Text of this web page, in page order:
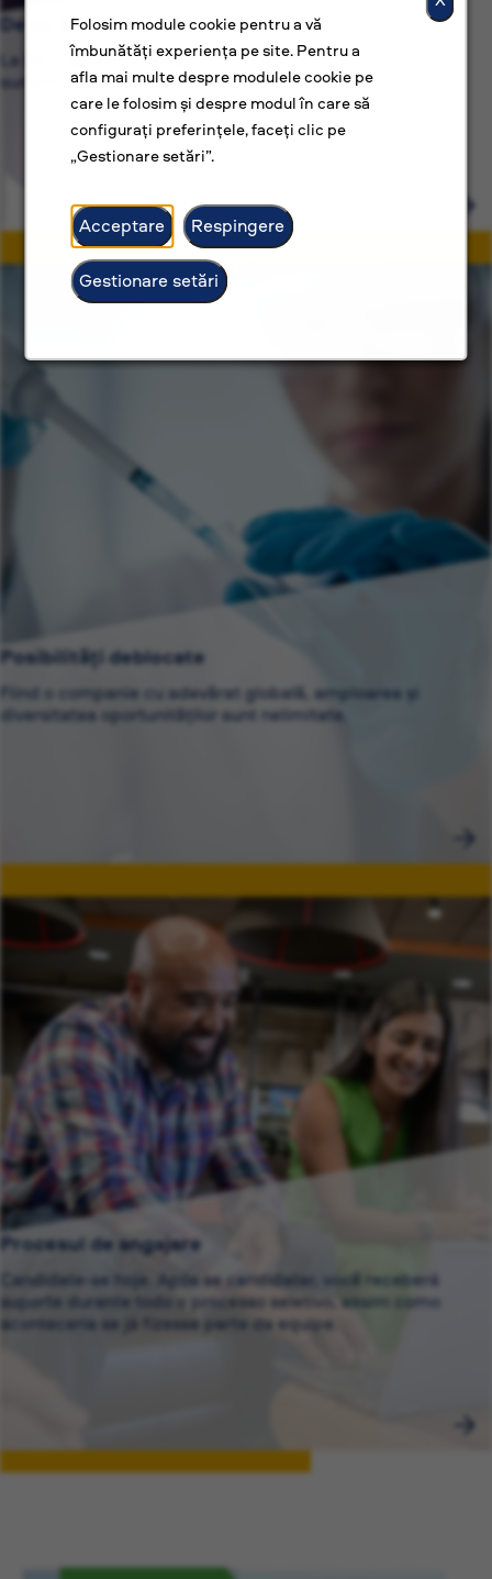
Folosim module cookie pentru a vă
îmbunătăți experiența pe site. Pentru a
afla mai multe despre modulele cookie pe
care le folosim și despre modul în care să
configurați preferințele, faceți clic pe
„Gestionare setări”.
Acceptare Respingere
Gestionare setări
De ce BAT?
La BAT, suntem dedicați nu numai unor locuri de muncă,
suntem dedicați unor cariere construite cu scop.
Posibilități deblocate
Fiind o companie cu adevărat globală, amploarea și
diversitatea oportunităților sunt nelimitate.
Procesul de angajare
Candidate-se hoje. Após se candidatar, você receberá
suporte durante todo o processo seletivo, assim como
aconteceria se já fizesse parte da equipe.